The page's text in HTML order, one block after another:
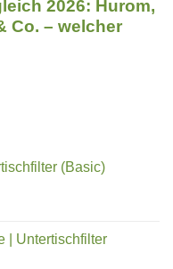
(Basic)
| Untertischfilter